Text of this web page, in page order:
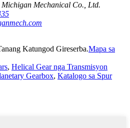
Michigan Mechanical Co., Ltd.
Katungod Gireserba.Mapa sa
, Helical Gear nga Transmisyon
Gearbox, Katalogo sa Spur